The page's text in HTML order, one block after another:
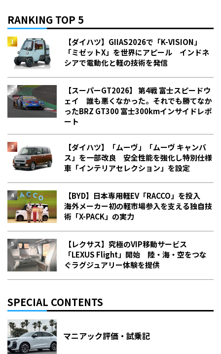
RANKING TOP 5
【ダイハツ】GIIAS2026で「K-VISION」
「ミゼットX」を世界にアピール インドネ
シアで電動化と軽の技術を発信
【スーパーGT2026】 第4戦 富士スピードウ
ェイ 誰も悪くなかった。それでも勝てなか
った――BRZ GT300 富士300kmインサイドレポ
ート
【ダイハツ】「ムーヴ」「ムーヴ キャンバ
ス」を一部改良 安全性能を強化し特別仕様
車「インテリアセレクション」を設定
【BYD】日本専用軽EV「RACCO」を投入
海外メーカー初の軽市場参入を支える独自技
術「X-PACK」の実力
【レクサス】究極のVIP移動サービス
「LEXUS Flight」開始 陸・海・空をつな
ぐラグジュアリー体験を提供
SPECIAL CONTENTS
マニアック評価・試乗記